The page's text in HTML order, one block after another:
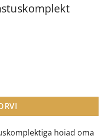
hoiad oma
kogus